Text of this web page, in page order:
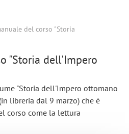
del corso "Storia
"Storia dell'Impero
"Storia dell'Impero ottomano
libreria dal 9 marzo) che è
corso come la lettura